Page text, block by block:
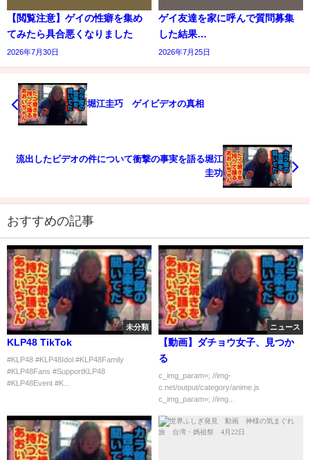
【閲覧注意】ゲイの性癖を集め
てみたら具合悪くなりました
2026年7月30日
ゲイ友達を家に呼んで質問募集
した結果…
2026年7月25日
堀江圭巧 ゲイビデオの真相
流出したビデオの件について衝撃の事実を語る堀江
圭功
おすすめの記事
未分類
KLP48 TikTok
#KLP48 #KLP48Idol #KLP48Family
#KLP48Fans #SupportKLP48
#KLP48Event #K...
ニュース
【動画】ダチョウ女子、見つか
る
c_img_param=; //img-
c.net/output/category/anime.js
c_img_param=; //img...